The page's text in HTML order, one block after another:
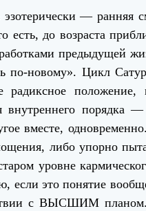
— ранняя
до возраста
предыдущей
по-новому». Цикл
положение,
порядка —
вместе,
либо упорно
уровне
если это понятие
с ВЫСШИМ